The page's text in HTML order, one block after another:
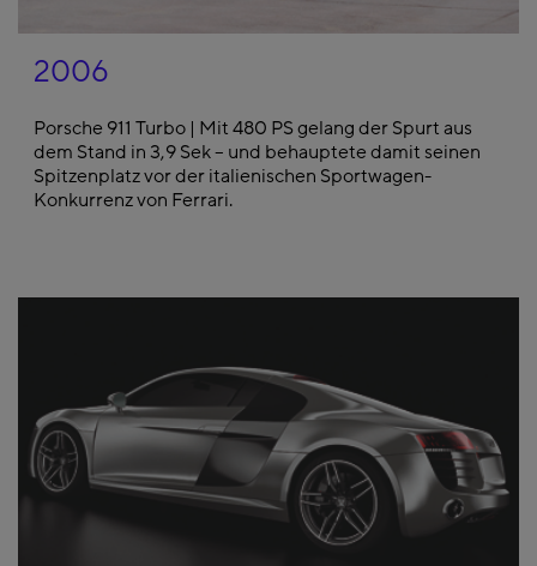
2006
Porsche 911 Turbo | Mit 480 PS gelang der Spurt aus
dem Stand in 3,9 Sek – und behauptete damit seinen
Spitzenplatz vor der italienischen Sportwagen-
Konkurrenz von Ferrari.